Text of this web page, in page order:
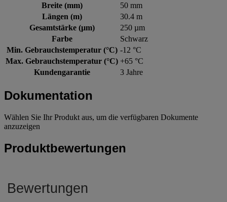
Breite (mm)
50 mm
Längen (m)
30.4 m
Gesamtstärke (µm)
250 µm
Farbe
Schwarz
Min. Gebrauchstemperatur (°C) -12 °C
Max. Gebrauchstemperatur (°C) +65 °C
Kundengarantie
3 Jahre
Dokumentation
Wählen Sie Ihr Produkt aus, um die verfügbaren Dokumente
anzuzeigen
Produktbewertungen